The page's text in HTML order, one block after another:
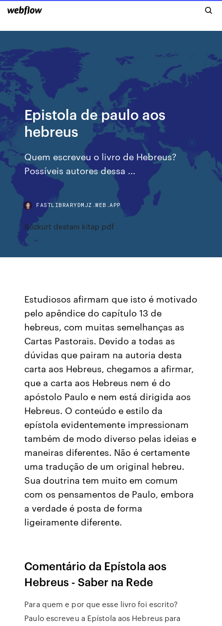
Epistola de paulo aos
hebreus
Quem escreveu o livro de Hebreus?
Possíveis autores dessa ...
FASTLIBRARYDMJZ.WEB.APP
Bozkurt destanı kitap pdf
Estudiosos afirmam que isto é motivado
pelo apêndice do capítulo 13 de
hebreus, com muitas semelhanças as
Cartas Pastorais. Devido a todas as
dúvidas que pairam na autoria desta
carta aos Hebreus, chegamos a afirmar,
que a carta aos Hebreus nem é do
apóstolo Paulo e nem está dirigida aos
Hebreus. O conteúdo e estilo da
epístola evidentemente impressionam
também de modo diverso pelas ideias e
maneiras diferentes. Não é certamente
uma tradução de um original hebreu.
Sua doutrina tem muito em comum
com os pensamentos de Paulo, embora
a verdade é posta de forma
ligeiramente diferente.
Comentário da Epístola aos
Hebreus - Saber na Rede
Para quem e por que esse livro foi escrito?
Paulo escreveu a Epístola aos Hebreus para